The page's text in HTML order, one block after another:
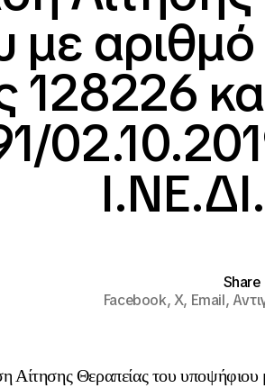
128226
Share
Facebook,X, Email,
Αίτησης Θεραπείας του υποψήφιου